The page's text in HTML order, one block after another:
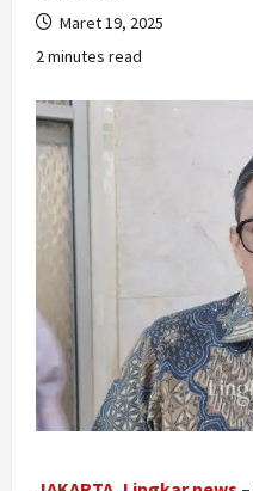
Maret 19, 2025
2 minutes read